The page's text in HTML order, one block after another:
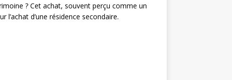
? Cet achat, souvent perçu comme un
d’une résidence secondaire.